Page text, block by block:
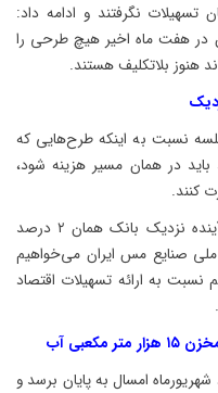
یاد کرد که هنوز ۱۹۹ نفرشان تسهیلات نگرفتند و ادامه داد:
هفت ماه اخیر هیچ طرحی را
هنوز بلاتکلیف هستند.
نسبت به اینکه طرح‌هایی که
در همان مسیر هزینه شود،
کنند.
وی با ذکر این مطلب که امکان دارد در آینده نزدیک بانک همان ۲ درصد
ملی صنایع مس ایران می‌خواهیم
نسبت به ارائه تسهیلات اقتصاد
بود شهریورماه امسال به پایان برسد و